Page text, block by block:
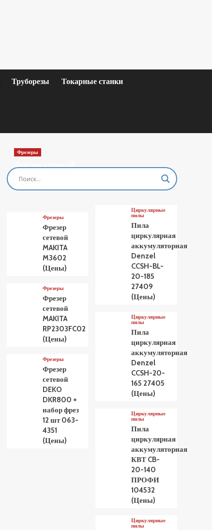
Труборезы Токарные станки
Фрезеры
Фрезер сетевой
MAKITA M3601
(Цены)
Фрезеры
Фрезер
сетевой
MAKITA
M3602
(Цены)
Фрезеры
Фрезер
сетевой
MAKITA
RP2303FC02
(Цены)
Фрезеры
Фрезер
сетевой
DEKO
DKR800 +
набор фрез
12 шт 063-
4351
(Цены)
Циркулярные
пилы
Пила
циркулярная
аккумуляторная
Denzel
CCSH-BL-
20-185
27409
(Цены)
Циркулярные
пилы
Пила
циркулярная
аккумуляторная
Denzel
CCSH-20-
165 27405
(Цены)
Циркулярные
пилы
Пила
циркулярная
аккумуляторная
КВТ CB-
20-140
ПРОФИ
104532
(Цены)
Циркулярные
пилы